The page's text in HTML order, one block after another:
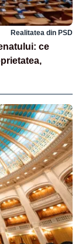
Realitatea din PSD
ce